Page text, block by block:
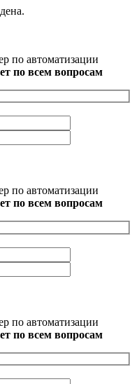
по автоматизации
по всем вопросам
по автоматизации
по всем вопросам
по автоматизации
по всем вопросам